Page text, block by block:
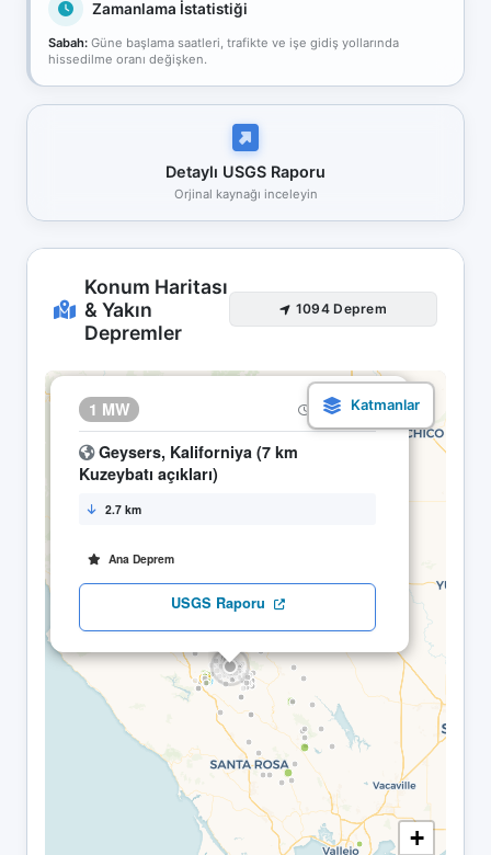
Zamanlama İstatistiği
Sabah: Güne başlama saatleri, trafikte ve işe gidiş yollarında
hissedilme oranı değişken.
Detaylı USGS Raporu
Orjinal kaynağı inceleyin
Konum Haritası
& Yakın
Depremler
1094 Deprem
1 MW 05.05 09:14
Geysers, Kaliforniya (7 km
Kuzeybatı açıkları)
2.7 km
Ana Deprem
USGS Raporu
×
+